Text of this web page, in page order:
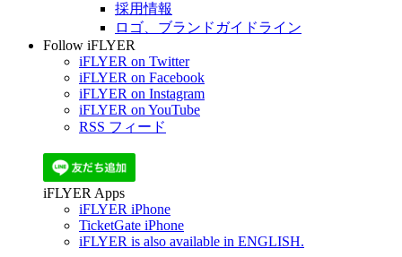
採用情報
ロゴ、ブランドガイドライン
Follow iFLYER
iFLYER on Twitter
iFLYER on Facebook
iFLYER on Instagram
iFLYER on YouTube
RSS フィード
iFLYER Apps
iFLYER iPhone
TicketGate iPhone
iFLYER is also available in ENGLISH.